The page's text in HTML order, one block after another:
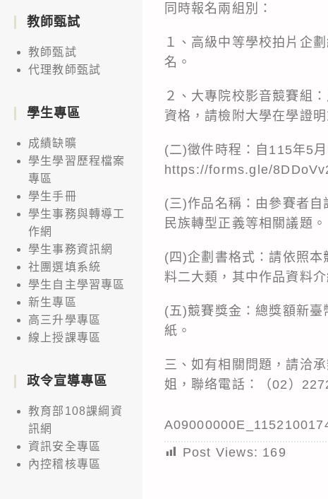
同時報名兩組別：
１、高級中等學校拍片企
名。
２、大專院校影音競賽組
資格，請檢附大學在學證
(二)徵件時程：自115年5
https://forms.gle/
(三)作品名稱：由參賽者
民族轉型正義等相關議題。
(四)企劃書格式：請依照
料二大類，其中作品資料
(五)競賽獎金：總獎額新
紙。
三、如有相關問題，請洽
姐，聯络電話：（02）
Post Views: 169
教師甄試
教師甄試
代理教師甄試
學生專區
成績缺曠
學生學習歷程檔案
專區
學生手冊
學生事務與轉導工
作網
學生事務資訊網
社團選填系統
學生自主學習專區
新生專區
高三升學專區
線上授課專區
政令宣導專區
教育部108課綱資
訊網
資訊安全專區
內控稽核專區